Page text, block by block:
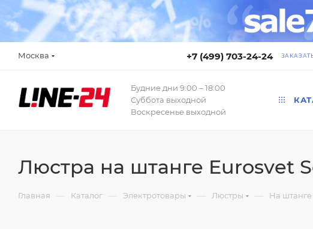
Москва +7 (499) 703-24-24
Будние дни 9:00 – 18:00
Суббота выходной
Воскресенье выходной
Люстра на штанге Eurosvet
Главная — Каталог — Электротовары — Люстры — На штанге